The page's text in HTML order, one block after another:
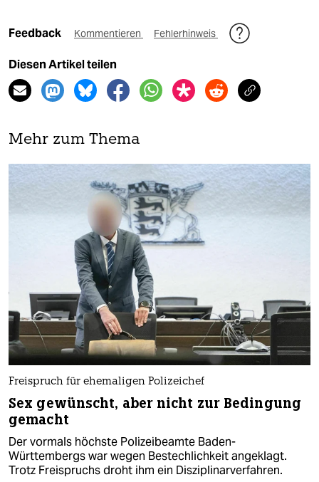
Feedback Kommentieren Fehlerhinweis
Diesen Artikel teilen
Mehr zum Thema
Freispruch für ehemaligen Polizeichef
Sex gewünscht, aber nicht zur Bedingung
gemacht
Der vormals höchste Polizeibeamte Baden-
Württembergs war wegen Bestechlichkeit angeklagt.
Trotz Freispruchs droht ihm ein Disziplinarverfahren.